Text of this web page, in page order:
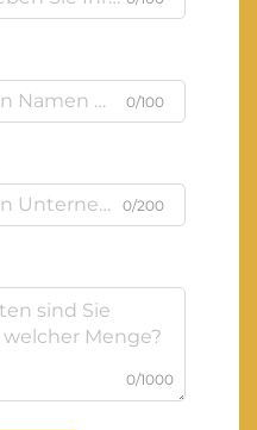
0/100
0/200
0/1000